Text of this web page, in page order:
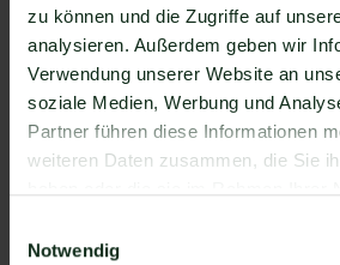
zu können und die Zugriffe auf
analysieren. Außerdem geben wir
Verwendung unserer Website an
soziale Medien, Werbung und
Partner führen diese Informationen
weiteren Daten zusammen, die Sie
Notwendig
Customer-Lifetime-Value und den
zu steigern. Wir zeigen Ihnen nun,
können, um WhatsApp Ads zu
eingehende Anfragen mit
bearbeiten.
Genau wie bei normalen Social-